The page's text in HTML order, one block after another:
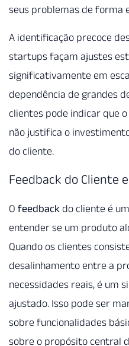
seus problemas de forma
A identificação precoce
startups façam ajustes
significativamente em
dependência de grandes
clientes pode indicar que
não justifica o
do cliente.
Feedback do Cliente
O feedback do cliente é
entender se um produto
Quando os clientes
desalinhamento entre a
necessidades reais, é um
ajustado. Isso pode ser
sobre funcionalidades
sobre o propósito central